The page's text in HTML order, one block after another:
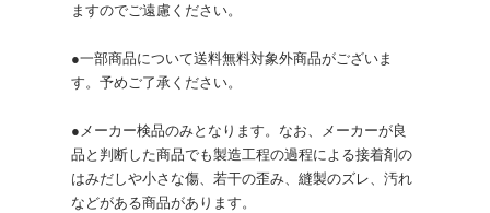
ますのでご遠慮ください。
●一部商品について送料無料対象外商品がございま
す。予めご了承ください。
●メーカー検品のみとなります。なお、メーカーが良
品と判断した商品でも製造工程の過程による接着剤の
はみだしや小さな傷、若干の歪み、縫製のズレ、汚れ
などがある商品があります。